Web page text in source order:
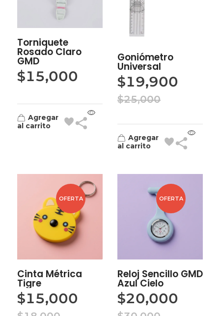
Torniquete
Rosado Claro
GMD
$15,000
Agregar
al carrito
Goniómetro
Universal
$19,900
$25,000
Agregar
al carrito
OFERTA
Cinta Métrica
Tigre
$15,000
OFERTA
Reloj Sencillo GMD
Azul Cielo
$20,000